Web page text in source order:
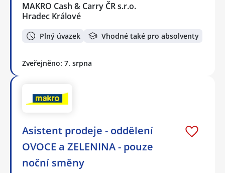
MAKRO Cash & Carry ČR s.r.o.
Hradec Králové
Plný úvazek Vhodné také pro absolventy
Zveřejněno: 7. srpna
Asistent prodeje - oddělení
OVOCE a ZELENINA - pouze
noční směny